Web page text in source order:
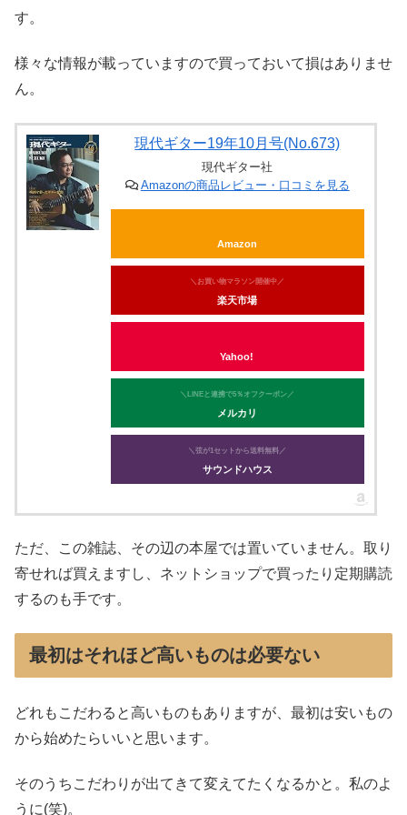
す。
様々な情報が載っていますので買っておいて損はありませ
ん。
現代ギター19年10月号(No.673)
現代ギター社
Amazonの商品レビュー・口コミを見る
Amazon
＼お買い物マラソン開催中／
楽天市場
Yahoo!
＼LINEと連携で5％オフクーポン／
メルカリ
＼弦が1セットから送料無料／
サウンドハウス
ただ、この雑誌、その辺の本屋では置いていません。取り
寄せれば買えますし、ネットショップで買ったり定期購読
するのも手です。
最初はそれほど高いものは必要ない
どれもこだわると高いものもありますが、最初は安いもの
から始めたらいいと思います。
そのうちこだわりが出てきて変えてたくなるかと。私のよ
うに(笑)。